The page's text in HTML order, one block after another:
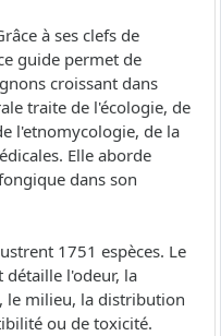
à ses clefs de
guide permet de
croissant dans
traite de l'écologie, de
l'etnomycologie, de la
Elle aborde
dans son
1751 espèces. Le
détaille l'odeur, la
le milieu, la distribution
ou de toxicité.